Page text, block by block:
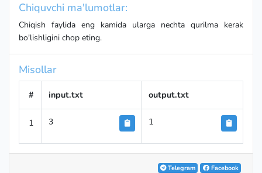
Chiquvchi ma'lumotlar:
Chiqish faylida eng kamida ularga nechta qurilma kerak
bo'lishligini chop eting.
Misollar
# input.txt output.txt
1 3 1
Telegram Facebook